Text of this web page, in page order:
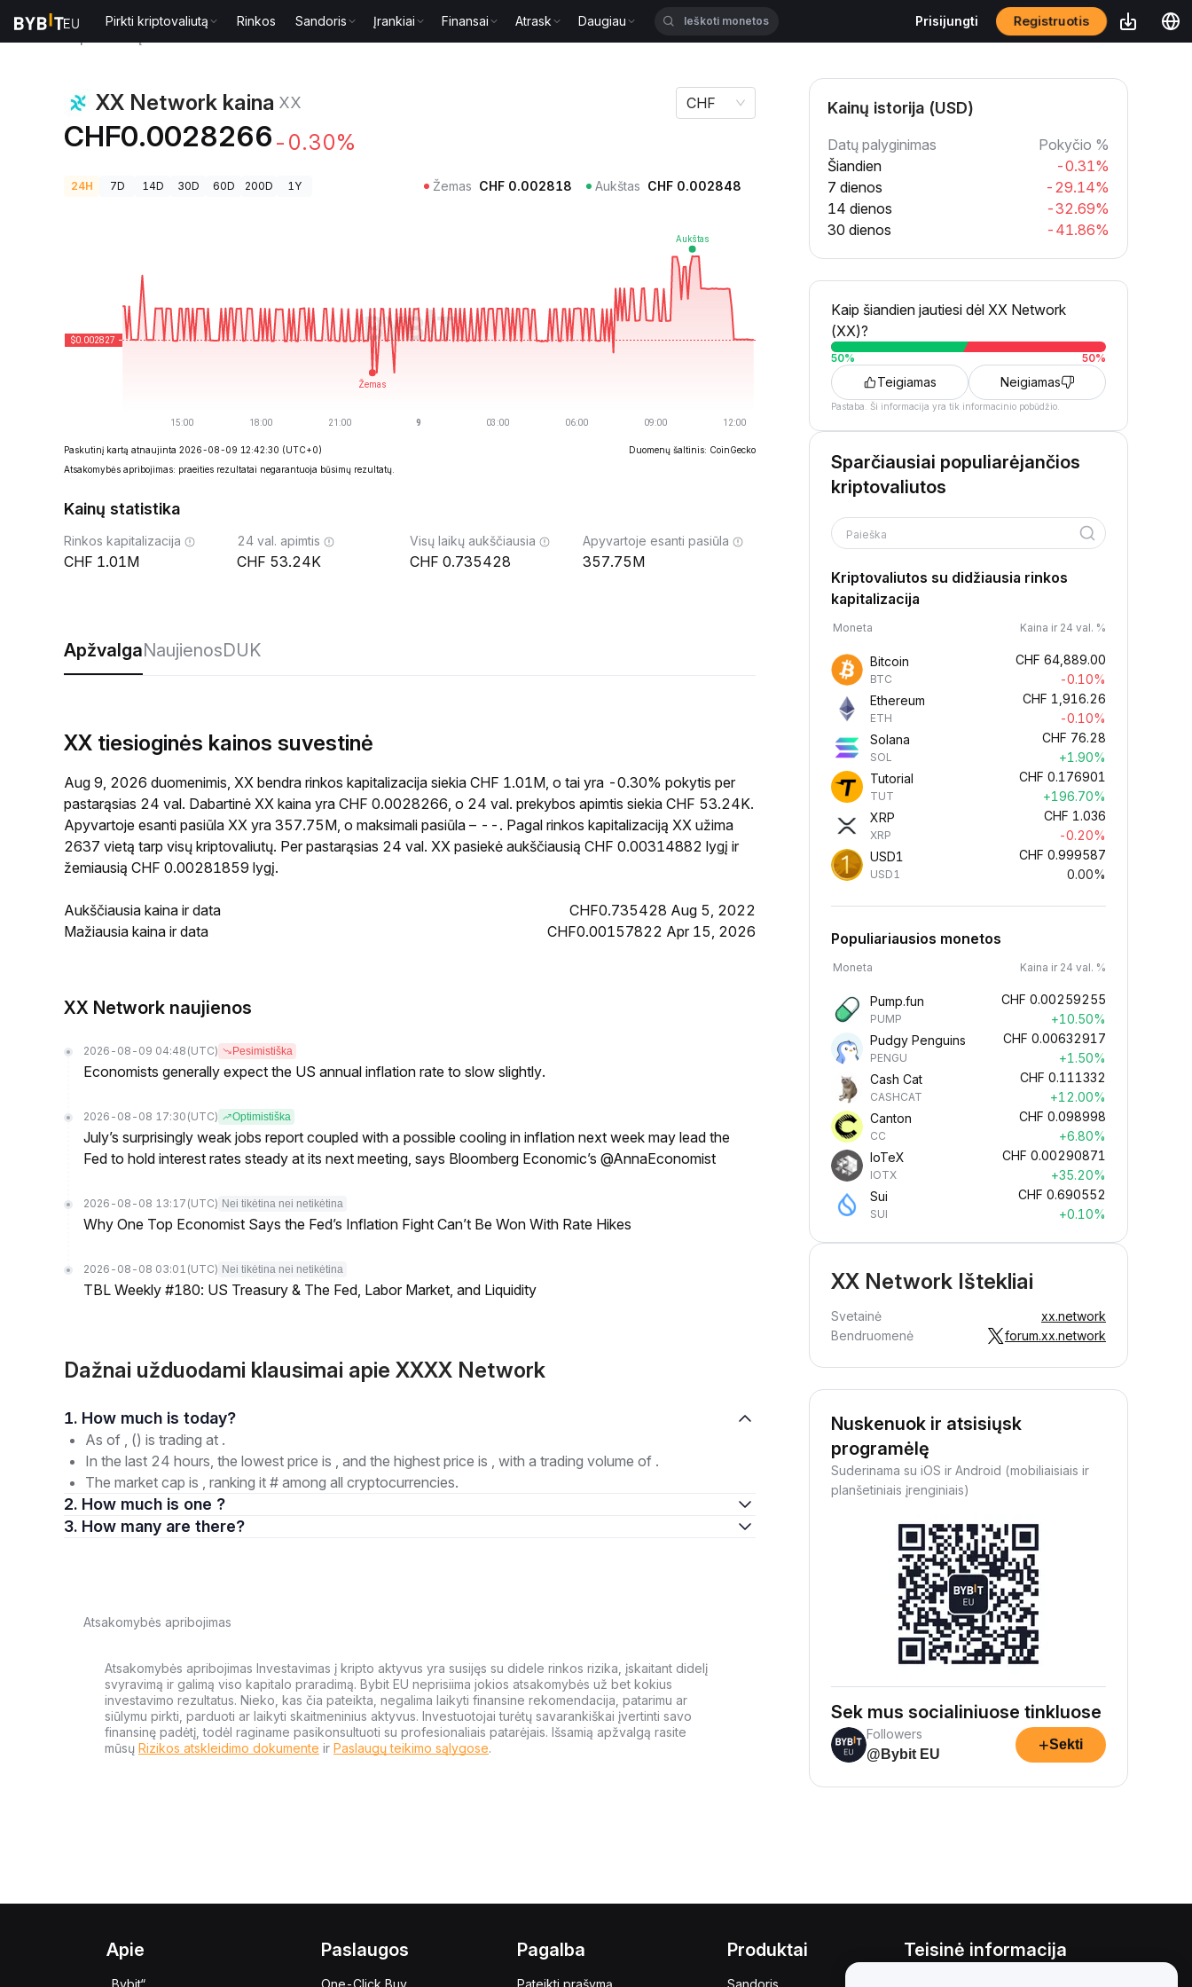
Pirkti kriptovaliutą Rinkos Sandoris Įrankiai Finansai Atrask Daugiau Prisijungti Registruotis
XX Network kaina XX
CHF0.0028266 -0.30%
CHF
24H 7D 14D 30D 60D 200D 1Y Žemas CHF 0.002818 Aukštas CHF 0.002848
Paskutinį kartą atnaujinta 2026-08-09 12:42:30 (UTC+0)
Duomenų šaltinis: CoinGecko
Atsakomybės apribojimas: praeities rezultatai negarantuoja būsimų rezultatų.
Kainų statistika
Rinkos kapitalizacija
1.01M
24 val. apimtis
53.24K
Visų laikų aukščiausia
0.735428
Apyvartoje esanti pasiūla
357.75M
ApžvalgaNaujienosDUK
XX tiesioginės kainos suvestinė
Aug 9, 2026 duomenimis, XX bendra rinkos kapitalizacija siekia CHF 1.01M, o tai yra -0.30% pokytis per
pastarąsias 24 val. Dabartinė XX kaina yra CHF 0.0028266, o 24 val. prekybos apimtis siekia CHF 53.24K.
Apyvartoje esanti pasiūla XX yra 357.75M, o maksimali pasiūla – --. Pagal rinkos kapitalizaciją XX užima
2637 vietą tarp visų kriptovaliutų. Per pastarąsias 24 val. XX pasiekė aukščiausią CHF 0.00314882 lygį ir
žemiausią CHF 0.00281859 lygį.
Aukščiausia kaina ir data
CHF0.735428 Aug 5, 2022
Mažiausia kaina ir data
CHF0.00157822 Apr 15, 2026
XX Network naujienos
2026-08-09 04:48 (UTC) Pesimistiška
Economists generally expect the US annual inflation rate to slow slightly.
2026-08-08 17:30 (UTC) Optimistiška
July’s surprisingly weak jobs report coupled with a possible cooling in inflation next week may lead the
Fed to hold interest rates steady at its next meeting, says Bloomberg Economic’s @AnnaEconomist
2026-08-08 13:17 (UTC) Nei tikėtina nei netikėtina
Why One Top Economist Says the Fed’s Inflation Fight Can’t Be Won With Rate Hikes
2026-08-08 03:01 (UTC) Nei tikėtina nei netikėtina
TBL Weekly #180: US Treasury & The Fed, Labor Market, and Liquidity
Dažnai užduodami klausimai apie XXXX Network
1. How much is today?
As of , () is trading at .
In the last 24 hours, the lowest price is , and the highest price is , with a trading volume of .
The market cap is , ranking it # among all cryptocurrencies.
2. How much is one ?
3. How many are there?
Atsakomybės apribojimas
Atsakomybės apribojimas Investavimas į kripto aktyvus yra susijęs su didele rinkos rizika, įskaitant didelį
svyravimą ir galimą viso kapitalo praradimą. Bybit EU neprisiima jokios atsakomybės už bet kokius
investavimo rezultatus. Nieko, kas čia pateikta, negalima laikyti finansine rekomendacija, patarimu ar
siūlymu pirkti, parduoti ar laikyti skaitmeninius aktyvus. Investuotojai turėtų savarankiškai įvertinti savo
finansinę padėtį, todėl raginame pasikonsultuoti su profesionaliais patarėjais. Išsamią apžvalgą rasite
mūsų Rizikos atskleidimo dokumente ir Paslaugų teikimo sąlygose.
Kainų istorija (USD)
Datų palyginimas
Pokyčio %
Šiandien
-0.31%
7 dienos
-29.14%
14 dienos
-32.69%
30 dienos
-41.86%
Kaip šiandien jautiesi dėl XX Network
(XX)?
50% 50%
Teigiamas Neigiamas
Pastaba. Ši informacija yra tik informacinio pobūdžio.
Sparčiausiai populiarėjančios
kriptovaliutos
Paieška
Kriptovaliutos su didžiausia rinkos
kapitalizacija
Moneta Kaina ir 24 val. %
Bitcoin
BTC
CHF 64,889.00
-0.10%
Ethereum
ETH
CHF 1,916.26
-0.10%
Solana
SOL
CHF 76.28
+1.90%
Tutorial
TUT
CHF 0.176901
+196.70%
XRP
XRP
CHF 1.036
-0.20%
USD1
USD1
CHF 0.999587
0.00%
Populiariausios monetos
Moneta Kaina ir 24 val. %
Pump.fun
PUMP
CHF 0.00259255
+10.50%
Pudgy Penguins
PENGU
CHF 0.00632917
+1.50%
Cash Cat
CASHCAT
CHF 0.111332
+12.00%
Canton
CC
CHF 0.098998
+6.80%
IoTeX
IOTX
CHF 0.00290871
+35.20%
Sui
SUI
CHF 0.690552
+0.10%
XX Network Ištekliai
Svetainė
xx.network
Bendruomenė
forum.xx.network
Nuskenuok ir atsisiųsk
programėlę
Suderinama su iOS ir Android (mobiliaisiais ir
planšetiniais įrenginiais)
Sek mus socialiniuose tinkluose
Followers
@Bybit EU
+Sekti
Apie
„Bybit“
Paslaugos
One-Click Buy
Pagalba
Pateikti prašymą
Produktai
Sandoris
Teisinė informacija